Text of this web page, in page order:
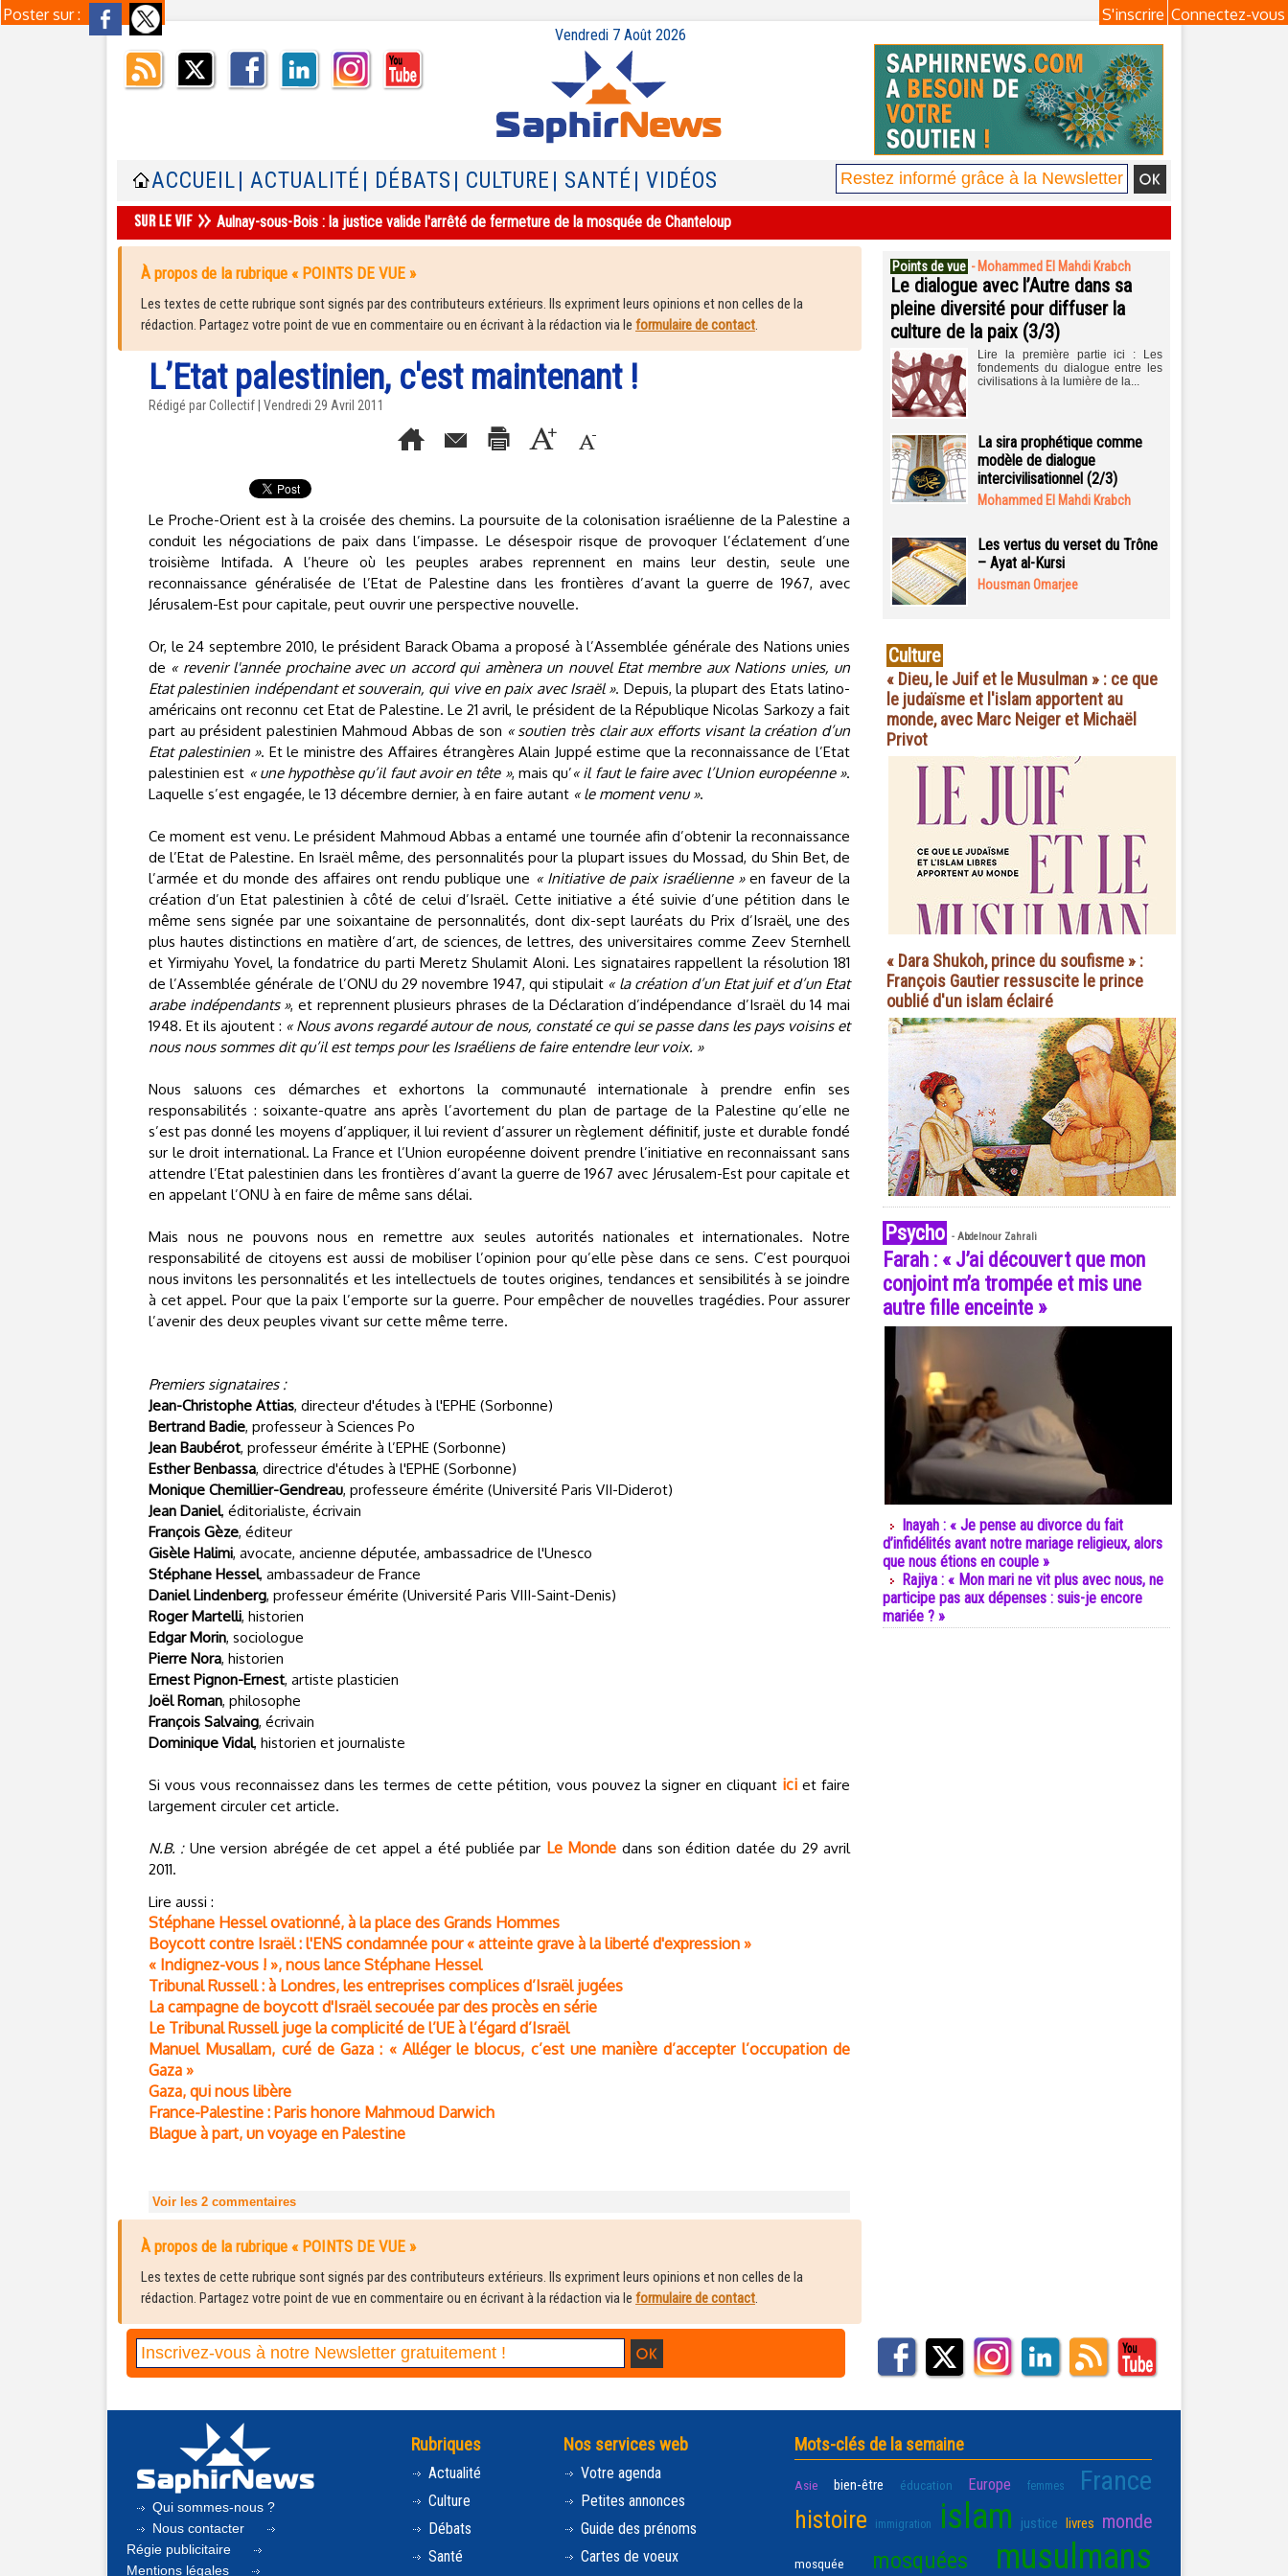
Poster sur : Connectez-vous
S'inscrire
Vendredi 7 Août 2026
ACCUEIL | ACTUALITÉ | DÉBATS | CULTURE | SANTÉ | VIDÉOS
Aulnay-sous-Bois : la justice valide l'arrêté de fermeture de la mosquée de Chanteloup
À propos de la rubrique « POINTS DE VUE »
Les textes de cette rubrique sont signés par des contributeurs extérieurs. Ils expriment leurs opinions et non celles de la
rédaction. Partagez votre point de vue en commentaire ou en écrivant à la rédaction via le formulaire de contact.
L’Etat palestinien, c'est maintenant !
Rédigé par Collectif | Vendredi 29 Avril 2011
Le Proche-Orient est à la croisée des chemins. La poursuite de la colonisation israélienne de la Palestine a
conduit les négociations de paix dans l’impasse. Le désespoir risque de provoquer l’éclatement d’une
troisième Intifada. A l’heure où les peuples arabes reprennent en mains leur destin, seule une
reconnaissance généralisée de l’Etat de Palestine dans les frontières d’avant la guerre de 1967, avec
Jérusalem-Est pour capitale, peut ouvrir une perspective nouvelle.
Or, le 24 septembre 2010, le président Barack Obama a proposé à l’Assemblée générale des Nations unies
de « revenir l'année prochaine avec un accord qui amènera un nouvel Etat membre aux Nations unies, un
Etat palestinien indépendant et souverain, qui vive en paix avec Israël ». Depuis, la plupart des Etats latino-
américains ont reconnu cet Etat de Palestine. Le 21 avril, le président de la République Nicolas Sarkozy a fait
part au président palestinien Mahmoud Abbas de son « soutien très clair aux efforts visant la création d’un
Etat palestinien ». Et le ministre des Affaires étrangères Alain Juppé estime que la reconnaissance de l’Etat
palestinien est « une hypothèse qu’il faut avoir en tête », mais qu’« il faut le faire avec l’Union européenne ».
Laquelle s’est engagée, le 13 décembre dernier, à en faire autant « le moment venu ».
Ce moment est venu. Le président Mahmoud Abbas a entamé une tournée afin d’obtenir la reconnaissance
de l’Etat de Palestine. En Israël même, des personnalités pour la plupart issues du Mossad, du Shin Bet, de
l’armée et du monde des affaires ont rendu publique une « Initiative de paix israélienne »en faveur de la
création d’un Etat palestinien à côté de celui d’Israël. Cette initiative a été suivie d’une pétition dans le
même sens signée par une soixantaine de personnalités, dont dix-sept lauréats du Prix d’Israël, une des
plus hautes distinctions en matière d’art, de sciences, de lettres, des universitaires comme Zeev Sternhell
et Yirmiyahu Yovel, la fondatrice du parti Meretz Shulamit Aloni. Les signataires rappellent la résolution 181
de l’Assemblée générale de l’ONU du 29 novembre 1947, qui stipulait « la création d’un Etat juif et d’un Etat
arabe indépendants », et reprennent plusieurs phrases de la Déclaration d’indépendance d’Israël du 14 mai
1948. Et ils ajoutent : « Nous avons regardé autour de nous, constaté ce qui se passe dans les pays voisins et
nous nous sommes dit qu’il est temps pour les Israéliens de faire entendre leur voix. »
Nous saluons ces démarches et exhortons la communauté internationale à prendre enfin ses
responsabilités : soixante-quatre ans après l’avortement du plan de partage de la Palestine qu’elle ne
s’est pas donné les moyens d’appliquer, il lui revient d’assurer un règlement définitif, juste et durable fondé
sur le droit international. La France et l’Union européenne doivent prendre l’initiative en reconnaissant sans
attendre l’Etat palestinien dans les frontières d’avant la guerre de 1967 avec Jérusalem-Est pour capitale et
en appelant l’ONU à en faire de même sans délai.
Mais nous ne pouvons nous en remettre aux seules autorités nationales et internationales. Notre
responsabilité de citoyens est aussi de mobiliser l’opinion pour qu’elle pèse dans ce sens. C’est pourquoi
nous invitons les personnalités et les intellectuels de toutes origines, tendances et sensibilités à se joindre
à cet appel. Pour que la paix l’emporte sur la guerre. Pour empêcher de nouvelles tragédies. Pour assurer
l’avenir des deux peuples vivant sur cette même terre.
Premiers signataires :
Jean-Christophe Attias, directeur d'études à l'EPHE (Sorbonne)
Bertrand Badie, professeur à Sciences Po
Jean Baubérot, professeur émérite à l’EPHE (Sorbonne)
Esther Benbassa, directrice d'études à l'EPHE (Sorbonne)
Monique Chemillier-Gendreau, professeure émérite (Université Paris VII-Diderot)
Jean Daniel, éditorialiste, écrivain
François Gèze, éditeur
Gisèle Halimi, avocate, ancienne députée, ambassadrice de l'Unesco
Stéphane Hessel, ambassadeur de France
Daniel Lindenberg, professeur émérite (Université Paris VIII-Saint-Denis)
Roger Martelli, historien
Edgar Morin, sociologue
Pierre Nora, historien
Ernest Pignon-Ernest, artiste plasticien
Joël Roman, philosophe
François Salvaing, écrivain
Dominique Vidal, historien et journaliste
Si vous vous reconnaissez dans les termes de cette pétition, vous pouvez la signer en cliquant ici et faire
largement circuler cet article.
N.B. :Une version abrégée de cet appel a été publiée par Le Monde dans son édition datée du 29 avril
2011.
Lire aussi :
Stéphane Hessel ovationné, à la place des Grands Hommes
Boycott contre Israël : l'ENS condamnée pour « atteinte grave à la liberté d'expression »
« Indignez-vous ! », nous lance Stéphane Hessel
Tribunal Russell : à Londres, les entreprises complices d’Israël jugées
La campagne de boycott d'Israël secouée par des procès en série
Le Tribunal Russell juge la complicité de l’UE à l’égard d’Israël
Manuel Musallam, curé de Gaza : « Alléger le blocus, c’est une manière d’accepter l’occupation de
Gaza »
Gaza, qui nous libère
France-Palestine : Paris honore Mahmoud Darwich
Blague à part, un voyage en Palestine
Voir les 2 commentaires
À propos de la rubrique « POINTS DE VUE »
Les textes de cette rubrique sont signés par des contributeurs extérieurs. Ils expriment leurs opinions et non celles de la
rédaction. Partagez votre point de vue en commentaire ou en écrivant à la rédaction via le formulaire de contact.
Points de vue - Mohammed El Mahdi Krabch
Le dialogue avec l’Autre dans sa
pleine diversité pour diffuser la
culture de la paix (3/3)
Lire la première partie ici : Les
fondements du dialogue entre les
civilisations à la lumière de la...
La sira prophétique comme
modèle de dialogue
intercivilisationnel (2/3)
Mohammed El Mahdi Krabch
Les vertus du verset du Trône
– Ayat al-Kursi
Housman Omarjee
Culture
« Dieu, le Juif et le Musulman » : ce que
le judaïsme et l'islam apportent au
monde, avec Marc Neiger et Michaël
Privot
« Dara Shukoh, prince du soufisme » :
François Gautier ressuscite le prince
oublié d'un islam éclairé
Psycho - Abdelnour Zahrali
Farah : « J’ai découvert que mon
conjoint m’a trompée et mis une
autre fille enceinte »
Inayah : « Je pense au divorce du fait
d’infidélités avant notre mariage religieux, alors
que nous étions en couple »
Rajiya : « Mon mari ne vit plus avec nous, ne
participe pas aux dépenses : suis-je encore
mariée ? »
Qui sommes-nous ?
Nous contacter
Régie publicitaire
Mentions légales
Rubriques
Actualité
Culture
Débats
Santé
Nos services web
Votre agenda
Petites annonces
Guide des prénoms
Cartes de voeux
Mots-clés de la semaine
Asie bien-être éducation Europe femmes France
histoire immigration islam justice livres monde
mosquée mosquées musulmans